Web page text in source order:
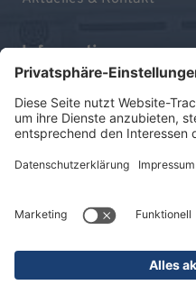
Informationen
Impressum